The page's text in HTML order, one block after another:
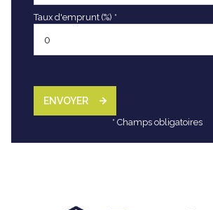
Taux d'emprunt (%) *
ENVOYER
* Champs obligatoires